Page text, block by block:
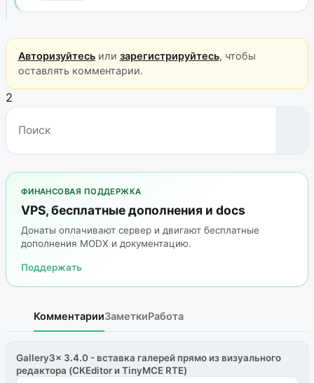
Авторизуйтесьили зарегистрируйтесь, чтобы
оставлять комментарии.
2
ФИНАНСОВАЯ ПОДДЕРЖКА
VPS, бесплатные дополнения и docs
Донаты оплачивают сервер и двигают бесплатные
дополнения MODX и документацию.
Поддержать
КомментарииЗаметкиРабота
Gallery3x 3.4.0 - вставка галерей прямо из визуального
редактора (CKEditor и TinyMCE RTE)